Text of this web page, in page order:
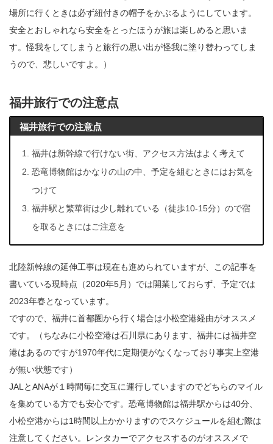
場所に行くときは必ず紐付きの帽子をかぶるようにしています。
安全とおしゃれなら安全をとったほうが旅は楽しめると思いま
す。怪我をしてしまうと旅行の思い出が怪我に塗り替わってしま
うので、悲しいですよ。）
福井旅行での注意点
福井旅行での注意点
福井は新幹線で行けない街、アクセス方法はよく考えて
恐竜博物館はかなりの山の中、予定を組むときにはお気を
つけて
福井駅と繁華街は少し離れている（徒歩10-15分）ので宿
を取るときにはご注意を
北陸新幹線の延伸工事は現在も進められていますが、この記事を
書いている現時点（2020年5月）では開業しておらず、予定では
2023年春となっています。
ですので、福井に首都圏から行く場合は小松空港経由がオススメ
です。（ちなみに小松空港は石川県にあります、福井には福井空
港はあるのですが1970年代に定期便がなくなっており事実上空港
が無い状態です）
JALとANAが１時間毎に交互に運行していますのでどちらのマイル
を集めている方でも安心です。恐竜博物館は福井駅からは40分、
小松空港からは1時間以上かかりますのでスケジュールを組む際は
注意してください。レンタカーでアクセスするのがオススメで